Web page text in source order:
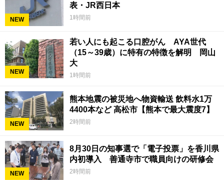
NEW
表・JR西日本
1時間前
NEW
若い人にも起こる口腔がん AYA世代
（15～39歳）に特有の特徴を解明 岡山
大
1時間前
NEW
熊本地震の被災地へ物資輸送 飲料水1万
4400本など 高松市【熊本で最大震度7】
2時間前
NEW
8月30日の知事選で「電子投票」を香川県
内初導入 善通寺市で職員向けの研修会
2時間前